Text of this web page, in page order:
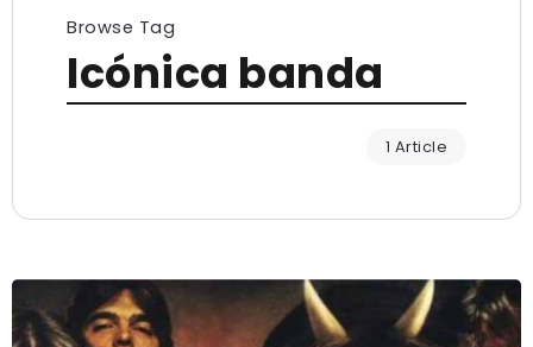
Browse Tag
Icónica banda
1 Article